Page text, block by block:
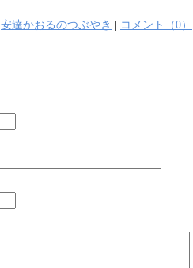
安達かおるのつぶやき | コメント（0）